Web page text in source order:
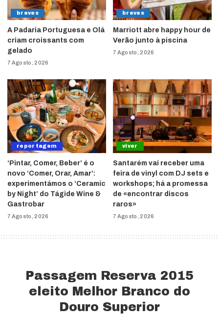
breves
A Padaria Portuguesa e Olá
criam croissants com
gelado
7 Agosto, 2026
breves
Marriott abre happy hour de
Verão junto à piscina
7 Agosto, 2026
reportagem
‘Pintar, Comer, Beber’ é o
novo ‘Comer, Orar, Amar’:
experimentámos o ‘Ceramic
by Night’ do Tágide Wine &
Gastrobar
7 Agosto, 2026
viver
Santarém vai receber uma
feira de vinyl com DJ sets e
workshops; há a promessa
de «encontrar discos
raros»
7 Agosto, 2026
Passagem Reserva 2015
eleito Melhor Branco do
Douro Superior